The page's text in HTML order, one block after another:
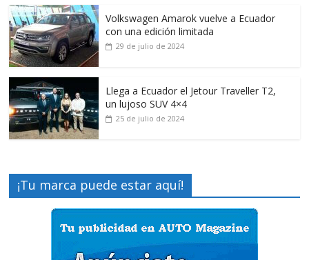
Volkswagen Amarok vuelve a Ecuador
con una edición limitada
29 de julio de 2024
Llega a Ecuador el Jetour Traveller T2,
un lujoso SUV 4×4
25 de julio de 2024
¡Tu marca puede estar aquí!